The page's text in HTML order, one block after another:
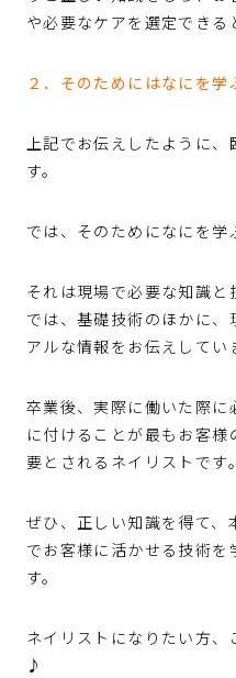
や必要なケアを選定できる
２．そのためにはなにを学
上記でお伝えしたように、
す。
では、そのためになにを学
それは現場で必要な知識
では、基礎技術のほかに、
アルな情報をお伝えしてい
卒業後、実際に働いた際
に付けることが最もお客
要とされるネイリストです。
ぜひ、正しい知識を得て、
でお客様に活かせる技術を
す。
ネイリストになりたい方
♪